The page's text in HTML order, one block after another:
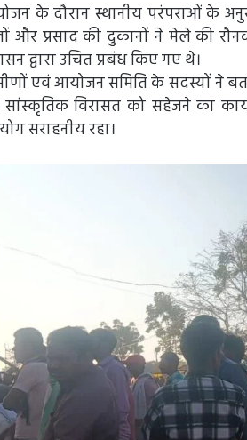
के दौरान स्थानीय परंपराओं के
और प्रसाद की दुकानों ने मेले की
द्वारा उचित प्रबंध किए गए थे।
एवं आयोजन समिति के सदस्यों ने
विरासत को सहेजने का
सराहनीय रहा।